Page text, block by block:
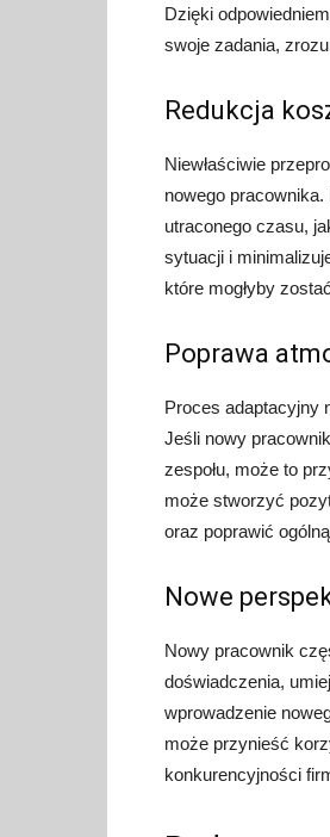
Dzięki
swoje zadania,
Redukcja
Niewłaściwie
nowego
utraconego czasu,
sytuacji i
które mogłyby
Poprawa
Proces adaptacyjny
Jeśli nowy
zespołu, może to
może stworzyć
oraz poprawić
Nowe
Nowy pracownik
doświadczenia,
wprowadzenie
może przynieść
konkurencyjności